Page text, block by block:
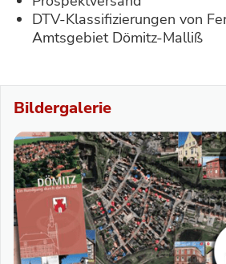
DTV-Klassifizierungen von
Amtsgebiet Dömitz-Malliß
Bildergalerie